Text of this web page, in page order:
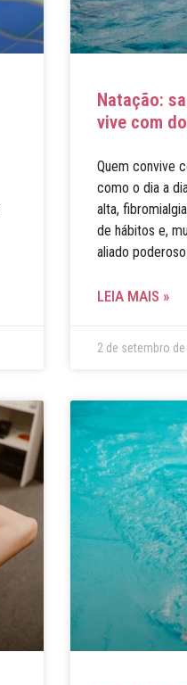
Natação:
vive com
Quem convive
como o dia a
alta,
de hábitos e,
aliado
LEIA MAIS »
2 de setembro